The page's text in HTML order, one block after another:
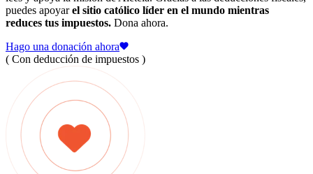
puedes apoyarel sitio católico líder en el mundo mientras
reduces tus impuestos. Dona ahora.
Hago una donación ahora
( Con deducción de impuestos )